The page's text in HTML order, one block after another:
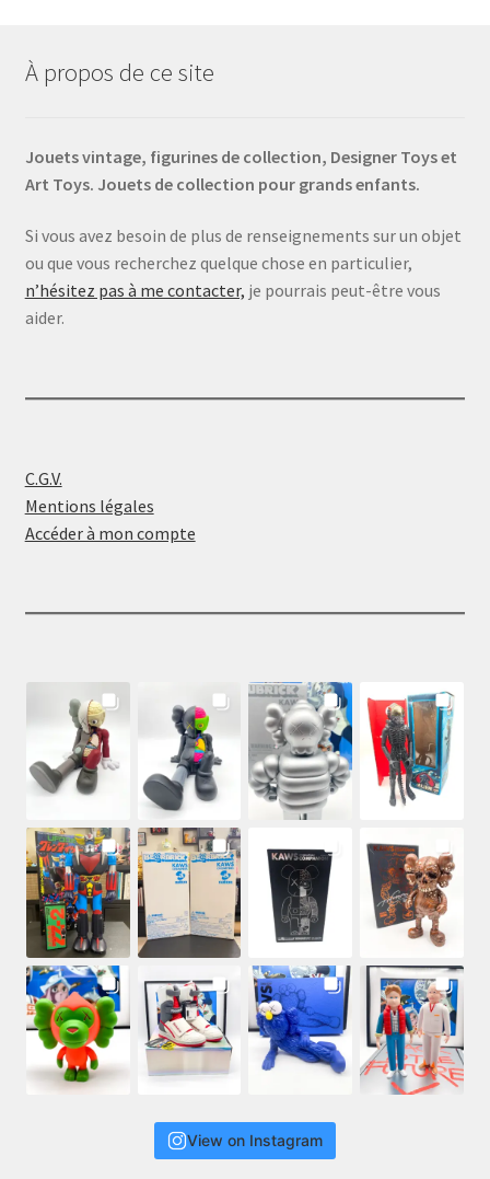
À propos de ce site
Jouets vintage, figurines de collection, Designer Toys et
Art Toys. Jouets de collection pour grands enfants.
Si vous avez besoin de plus de renseignements sur un objet
ou que vous recherchez quelque chose en particulier,
n’hésitez pas à me contacter, je pourrais peut-être vous
aider.
C.G.V.
Mentions légales
Accéder à mon compte
View on Instagram